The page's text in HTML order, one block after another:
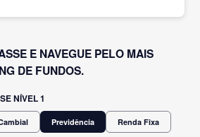
E NAVEGUE PELO MAIS
DE FUNDOS.
NÍVEL 1
Previdência Renda Fixa